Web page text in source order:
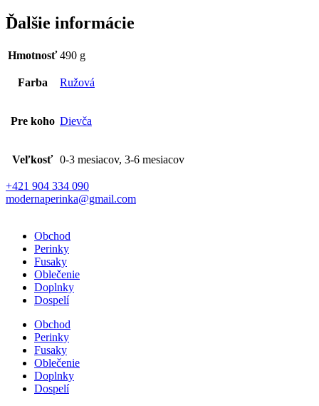
Ďalšie informácie
Hmotnosť 490 g
Farba Ružová
Pre koho Dievča
Veľkosť 0-3 mesiacov, 3-6 mesiacov
+421 904 334 090
modernaperinka@gmail.com
Obchod
Perinky
Fusaky
Oblečenie
Doplnky
Dospelí
Obchod
Perinky
Fusaky
Oblečenie
Doplnky
Dospelí